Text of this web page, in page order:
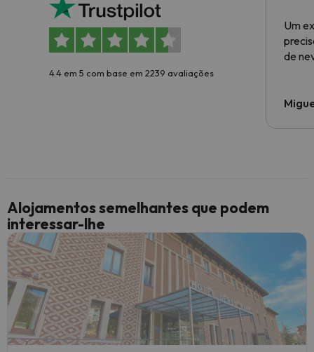
4.4 em 5 com base em 2239 avaliações
Um
de
Alojamentos semelhantes que podem
interessar-lhe